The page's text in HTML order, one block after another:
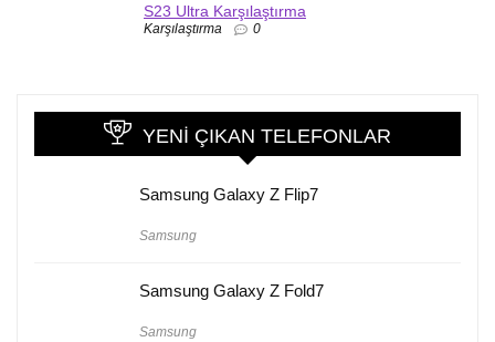
S23 Ultra Karşılaştırma
Karşılaştırma 0
YENI ÇIKAN TELEFONLAR
Samsung Galaxy Z Flip7
Samsung
Samsung Galaxy Z Fold7
Samsung